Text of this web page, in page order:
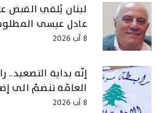
لبنان يُلقي القبض
عادل عيسى
8 آب 2026
إنّه بداية
العامّة تنضمّ الى
8 آب 2026